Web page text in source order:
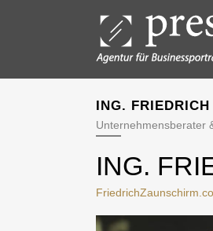
ING.
Unternehmensberater
ING.